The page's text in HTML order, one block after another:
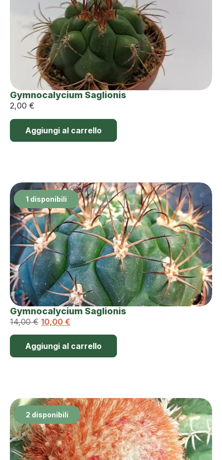
Gymnocalycium Saglionis
2,00 €
Aggiungi al carrello
1 disponibili
Gymnocalycium Saglionis
14,00€ 10,00 €
Aggiungi al carrello
2 disponibili